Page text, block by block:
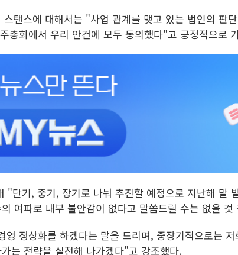
탠스에 대해서는 "사업 관계를 맺고 있는 법인의 판
총회에서 우리 안건에 모두 동의했다"고 긍정적으로
"단기, 중기, 장기로 나눠 추진할 예정으로 지난해 말
여파로 내부 불안감이 없다고 말씀드릴 수는 없을 것
정상화를 하겠다는 말을 드리며, 중장기적으로는
는 전략을 실천해 나가겠다"고 강조했다.